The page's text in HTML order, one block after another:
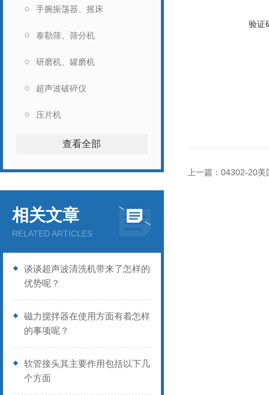
手腕振荡器、摇床
泰勒筛、筛分机
研磨机、罐磨机
超声波破碎仪
压片机
查看全部
相关文章
RELATED ARTICLES
谈谈超声波清洗机带来了怎样的
优势呢？
磁力搅拌器在使用方面有着怎样
的事项呢？
软管接头其主要作用包括以下几
个方面
验证
上一篇： 04302-20美